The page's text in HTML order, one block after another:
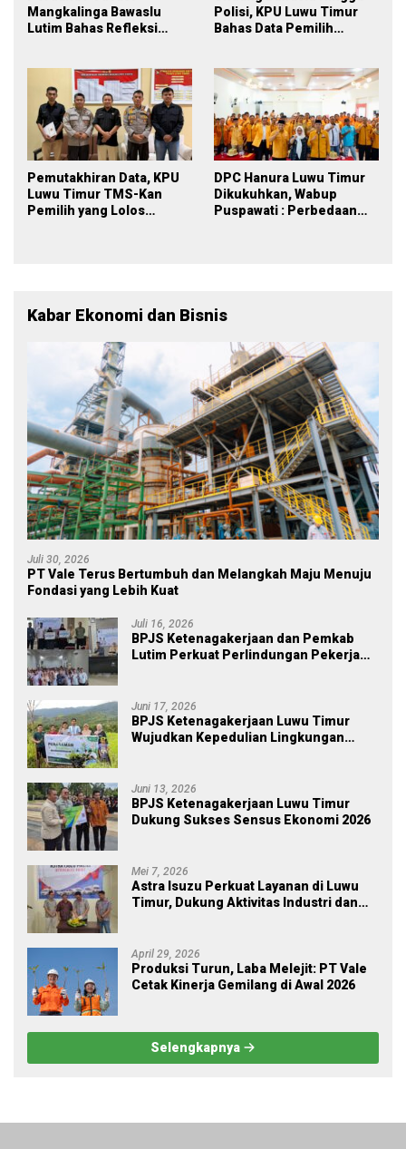
Mangkalinga Bawaslu
Lutim Bahas Refleksi
Polisi, KPU Luwu Timur
Bahas Data Pemilih
Pemutakhiran Data, KPU
Luwu Timur TMS-Kan
Pemilih yang Lolos
DPC Hanura Luwu Timur
Dikukuhkan, Wabup
Puspawati : Perbedaan
Kabar Ekonomi dan Bisnis
Juli 30, 2026
PT Vale Terus Bertumbuh dan Melangkah Maju Menuju
Fondasi yang Lebih Kuat
Juli 16, 2026
BPJS Ketenagakerjaan dan Pemkab
Lutim Perkuat Perlindungan Pekerja
Juni 17, 2026
BPJS Ketenagakerjaan Luwu Timur
Wujudkan Kepedulian Lingkungan
Juni 13, 2026
BPJS Ketenagakerjaan Luwu Timur
Dukung Sukses Sensus Ekonomi 2026
Mei 7, 2026
Astra Isuzu Perkuat Layanan di Luwu
Timur, Dukung Aktivitas Industri dan
April 29, 2026
Produksi Turun, Laba Melejit: PT Vale
Cetak Kinerja Gemilang di Awal 2026
Selengkapnya